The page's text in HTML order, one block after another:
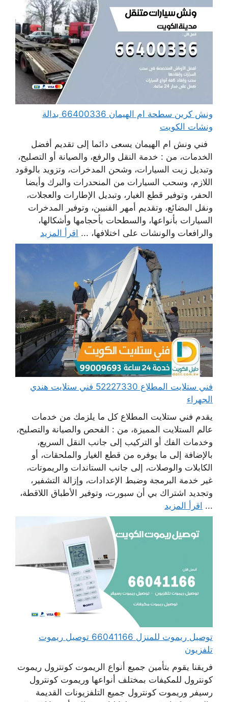
ونش كرين سطحة ام الهيمان 66400336 بدالة
ونشات الكويت
فني ونش ام الهيمان يسعى دائما إلى تقديم أفضل
الخدمات، من : خدمة النقل والرفع، والصيانة أو التصليح،
وتبديل زيت السيارات، وشحن المدخرات، وتزويد بالوقود
اللازم، وسحب السيارات من المنحدرات والبرك وأيضا
الحفر، وتوفير قطع الغيار، وتبديل الإطارات والعجلات،
ونقل البضائع، وتقديم أمهر الفنيين، وتوفير المدخرات
السيارات بأنواعها، والسطحات بأحجامها وأشكالها،
والرافعات والونشات على اختلافها، ... اقرأ المزيد
فني ستلايت المطلاع 52227330 فني ستلايت هندي
الجهراء
يقدم فني ستلايت المطلاع كل ما يلزمك من خدمات
عالم الستلايت المميزة، من : الفحص والصيانة والتصليح،
وخدمات الفك أو التركيب إلى جانب النقل السريع،
بالإضافة إلى ما يوفره من قطع الغيار والملحقات، أو
الكابلات والوصلات، إلى جانب الستاندات والريموتات،
غير خدمة البرمجة وضبط الإعدادات، وإزالة التشفير،
وتجديد اشتراك بي أن سبورت، وتوفير الأطباق اللاقطة،
... اقرأ المزيد
توصيل ريموت للمنزل 66041166 توصيل ريموت
تلفزيون
فريقنا يقوم بتأمين جميع أنواع الريموت كونترول ريموت
كونترول للمكيفات بمختلف أنواعها وريموت كونترول
رسيفر وريموت كونترول جميع التلفزيونات القديمة